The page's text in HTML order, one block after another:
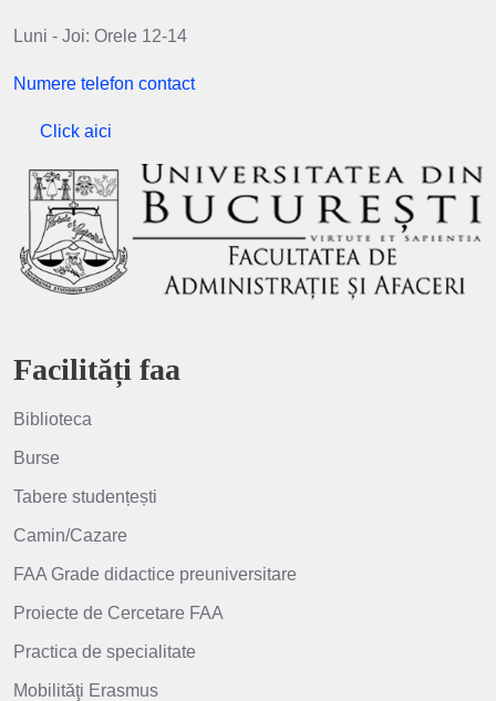
Luni - Joi: Orele 12-14
Numere telefon contact
Click aici
Facilități faa
Biblioteca
Burse
Tabere studențești
Camin/Cazare
FAA Grade didactice preuniversitare
Proiecte de Cercetare FAA
Practica de specialitate
Mobilităţi Erasmus